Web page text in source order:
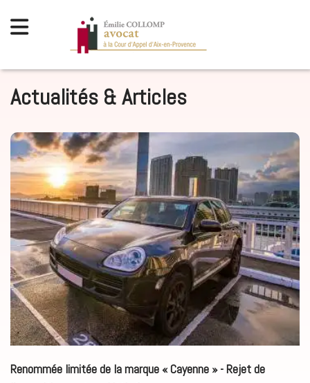
Actualités & Articles
Renommée limitée de la marque « Cayenne » - Rejet de